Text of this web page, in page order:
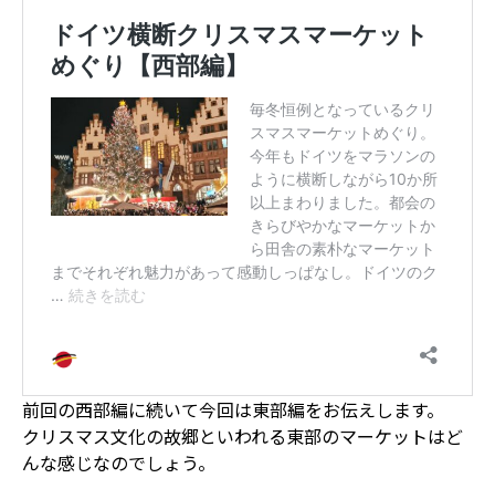
前回の西部編に続いて今回は東部編をお伝えします。
クリスマス文化の故郷といわれる東部のマーケットはど
んな感じなのでしょう。